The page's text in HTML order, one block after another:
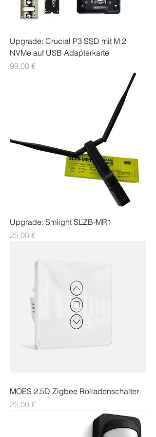
Upgrade: Crucial P3 SSD mit M.2
NVMe auf USB Adapterkarte
Preis
99,00 €
Upgrade: Smlight SLZB-MR1
Preis
25,00 €
MOES 2.5D Zigbee Rolladenschalter
Preis
25,00 €